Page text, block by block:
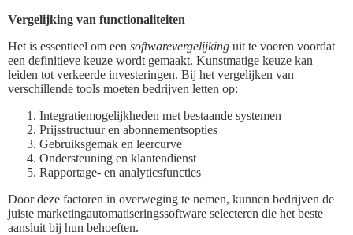
Vergelijking van functionaliteiten
Het is essentieel om een softwarevergelijking uit te voeren voordat
een definitieve keuze wordt gemaakt. Kunstmatige keuze kan
leiden tot verkeerde investeringen. Bij het vergelijken van
verschillende tools moeten bedrijven letten op:
Integratiemogelijkheden met bestaande systemen
Prijsstructuur en abonnementsopties
Gebruiksgemak en leercurve
Ondersteuning en klantendienst
Rapportage- en analyticsfuncties
Door deze factoren in overweging te nemen, kunnen bedrijven de
juiste marketingautomatiseringssoftware selecteren die het beste
aansluit bij hun behoeften.